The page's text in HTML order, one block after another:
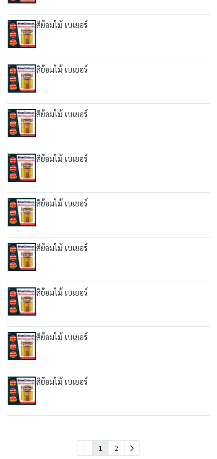
สีย้อมไม้ เบเยอร์
สีย้อมไม้ เบเยอร์
สีย้อมไม้ เบเยอร์
สีย้อมไม้ เบเยอร์
สีย้อมไม้ เบเยอร์
สีย้อมไม้ เบเยอร์
สีย้อมไม้ เบเยอร์
สีย้อมไม้ เบเยอร์
สีย้อมไม้ เบเยอร์
1 2